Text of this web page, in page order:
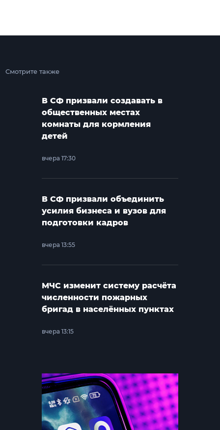
Смотрите также
В СФ призвали создавать в
общественных местах
комнаты для кормления
детей
вчера 17:30
В СФ призвали объединить
усилия бизнеса и вузов для
подготовки кадров
вчера 13:55
МЧС изменит систему расчёта
численности пожарных
бригад в населённых пунктах
вчера 13:15